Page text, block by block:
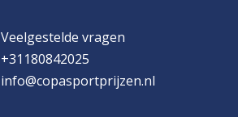
Veelgestelde vragen
+31180842025
info@copasportprijzen.nl